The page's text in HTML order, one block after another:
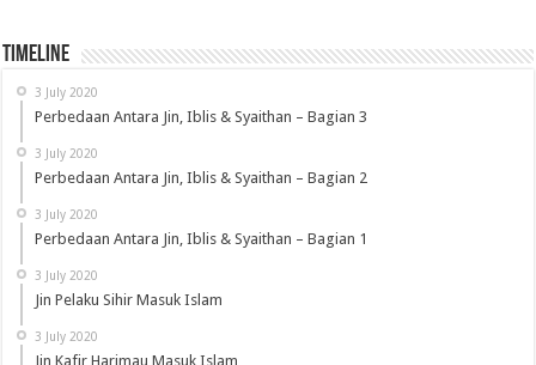
Timeline
3 July 2020
Perbedaan Antara Jin, Iblis & Syaithan – Bagian 3
3 July 2020
Perbedaan Antara Jin, Iblis & Syaithan – Bagian 2
3 July 2020
Perbedaan Antara Jin, Iblis & Syaithan – Bagian 1
3 July 2020
Jin Pelaku Sihir Masuk Islam
3 July 2020
Jin Kafir Harimau Masuk Islam